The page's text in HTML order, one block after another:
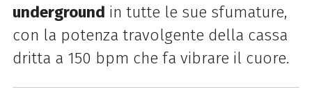
underground in tutte le sue sfumature,
con la potenza travolgente della cassa
dritta a 150 bpm che fa vibrare il cuore.